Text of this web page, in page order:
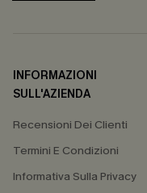
INFORMAZIONI
SULL'AZIENDA
Recensioni Dei Clienti
Termini E Condizioni
Informativa Sulla Privacy